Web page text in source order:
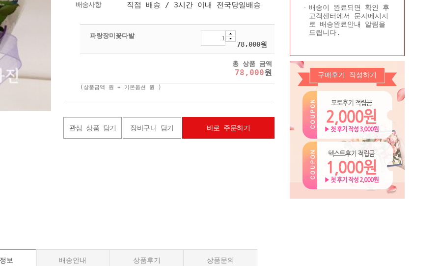
배송이 완료되면 확인 후
고객센터에서 문자메시지
로 배송완료안내 알림을
드립니다.
구매후기 작성하기
배송사항 직접 배송 / 3시간 이내 전국당일배송
파랑장미꽃다발
78,000원
총 상품 금액
78,000원
(상품금액 원 + 기본옵션 원 )
관심 상품 담기 장바구니 담기 바로 주문하기
보 배송안내 상품후기 상품문의